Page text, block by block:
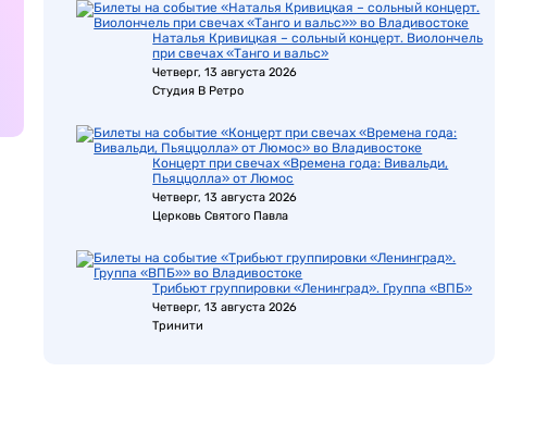
Наталья Кривицкая – сольный концерт. Виолончель
при свечах «Танго и вальс»
Четверг, 13 августа 2026
Студия В Ретро
Концерт при свечах «Времена года: Вивальди,
Пьяццолла» от Люмос
Четверг, 13 августа 2026
Церковь Святого Павла
Трибьют группировки «Ленинград». Группа «ВПБ»
Четверг, 13 августа 2026
Тринити